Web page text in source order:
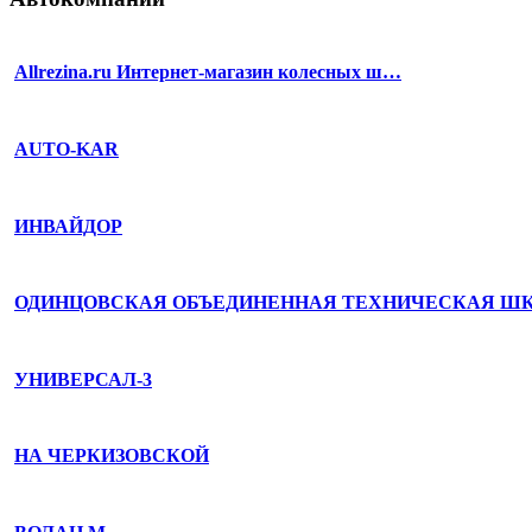
Allrezina.ru Интернет-магазин колесных ш…
AUTO-KAR
ИНВАЙДОР
ОДИНЦОВСКАЯ ОБЪЕДИНЕННАЯ ТЕХНИЧЕСКАЯ
УНИВЕРСАЛ-3
НА ЧЕРКИЗОВСКОЙ